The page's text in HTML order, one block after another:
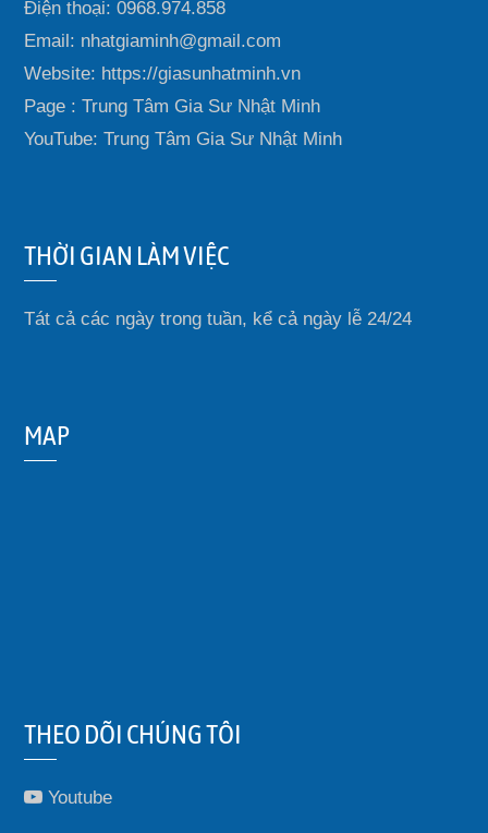
Điện thoại: 0968.974.858
Email: nhatgiaminh@gmail.com
Website: https://giasunhatminh.vn
Page : Trung Tâm Gia Sư Nhật Minh
YouTube: Trung Tâm Gia Sư Nhật Minh
THỜI GIAN LÀM VIỆC
Tát cả các ngày trong tuần, kể cả ngày lễ 24/24
MAP
THEO DÕI CHÚNG TÔI
Youtube